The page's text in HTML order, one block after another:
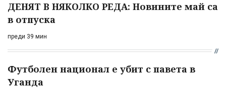
ДЕНЯТ В НЯКОЛКО РЕДА: Новините май са
в отпуска
преди 39 мин
Футболен национал е убит с павета в
Уганда